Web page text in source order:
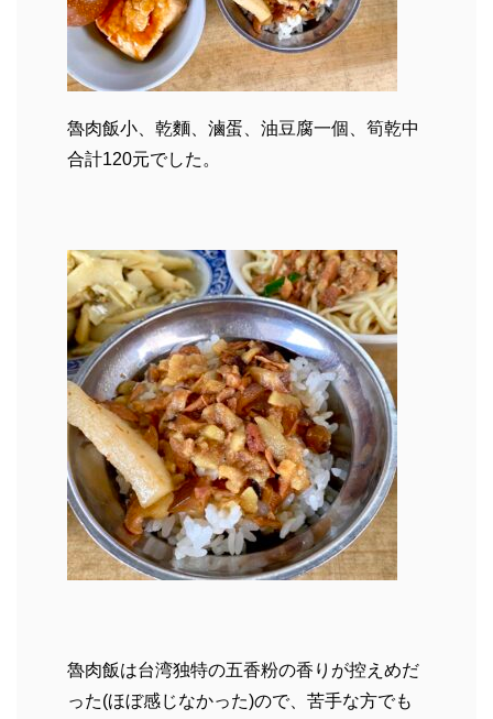
魯肉飯小、乾麵、滷蛋、油豆腐一個、筍乾中
合計120元でした。
魯肉飯は台湾独特の五香粉の香りが控えめだ
った(ほぼ感じなかった)ので、苦手な方でも